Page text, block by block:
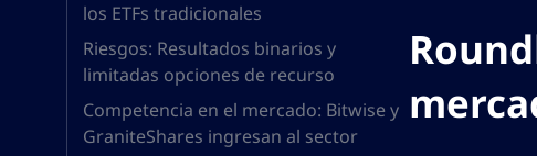
los ETFs tradicionales
Riesgos: Resultados binarios y
limitadas opciones de recurso
Competencia en el mercado: Bitwise y
GraniteShares ingresan al sector